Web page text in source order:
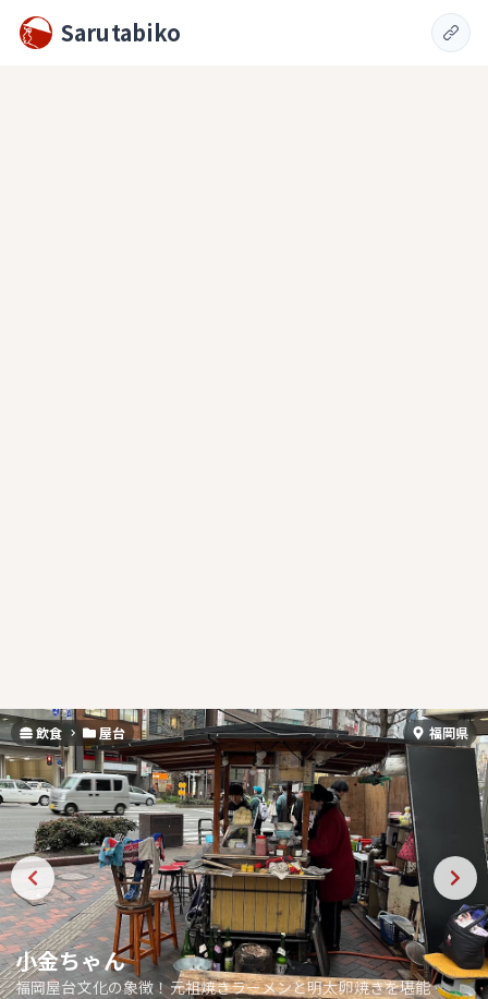
Sarutabiko
飲食 屋台 福岡県
小金ちゃん
福岡屋台文化の象徴！元祖焼きラーメンと明太卵焼きを堪能